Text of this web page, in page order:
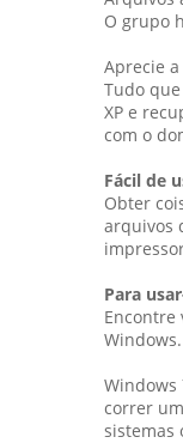
O grupo
Aprecie
Tudo
XP e
com o
Fácil de
Obter
arquivos
Para
Encontre
Windows.
Windows
correr
sistemas